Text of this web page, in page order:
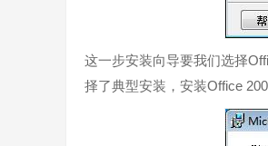
这一步安装向导要我们选择
择了典型安装，安装Office